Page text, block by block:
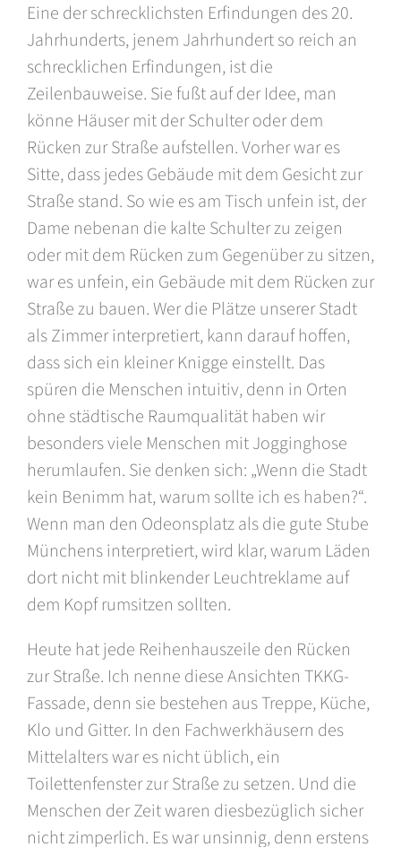
Eine der schrecklichsten Erfindungen des 20.
Jahrhunderts, jenem Jahrhundert so reich an
schrecklichen Erfindungen, ist die
Zeilenbauweise. Sie fußt auf der Idee, man
könne Häuser mit der Schulter oder dem
Rücken zur Straße aufstellen. Vorher war es
Sitte, dass jedes Gebäude mit dem Gesicht zur
Straße stand. So wie es am Tisch unfein ist, der
Dame nebenan die kalte Schulter zu zeigen
oder mit dem Rücken zum Gegenüber zu sitzen,
war es unfein, ein Gebäude mit dem Rücken zur
Straße zu bauen. Wer die Plätze unserer Stadt
als Zimmer interpretiert, kann darauf hoffen,
dass sich ein kleiner Knigge einstellt. Das
spüren die Menschen intuitiv, denn in Orten
ohne städtische Raumqualität haben wir
besonders viele Menschen mit Jogginghose
herumlaufen. Sie denken sich: „Wenn die Stadt
kein Benimm hat, warum sollte ich es haben?“.
Wenn man den Odeonsplatz als die gute Stube
Münchens interpretiert, wird klar, warum Läden
dort nicht mit blinkender Leuchtreklame auf
dem Kopf rumsitzen sollten.
Heute hat jede Reihenhauszeile den Rücken
zur Straße. Ich nenne diese Ansichten TKKG-
Fassade, denn sie bestehen aus Treppe, Küche,
Klo und Gitter. In den Fachwerkhäusern des
Mittelalters war es nicht üblich, ein
Toilettenfenster zur Straße zu setzen. Und die
Menschen der Zeit waren diesbezüglich sicher
nicht zimperlich. Es war unsinnig, denn erstens